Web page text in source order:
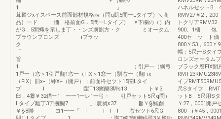
1 」
茸麟ジxイスペース前面部材規格表（問q凱5間一Lタイプ）＼商
品｝一ド 価 格前面G．5間一Lタイプ） ※下欄の（）内
がG．5間蝿を示しま丁・・ンズ虜劉方・ク ミオータム
プラウンプロンズ iブラッ
ク
「
旨
1 ；引戸一（綱弓
1戸一（窓＞1引戸翻1窓一（FIX＞1窓一（馴窓一（翻Fix−
（FIX）旧x−（紳X−（開戸）；前面枠セツト15閤Lタイ
プ l l蹴T13擦醐3騨s13 ト￥3
臼，4⑱￥32錨︸1 一一1一レ1一弓・ 引戸セット5尺q問）
Lタイプ離丁3ア擁醐7 」l農就s37 旨￥§鰯創
￥§8聯 ヨ1一一「 l l l l 窓セツト6尺G
ハネルセットB
RMV27￥2，
トクリア
900、1梱 包 数
400セ ッ ト価
800￥53，600￥
幅：5尺一Sタイ
ロンズオータム
ブラック窓FIX開
イプ
尺Sタイフ．
ットB 5尺用S
￥27，0001開戸
800 i￥45，